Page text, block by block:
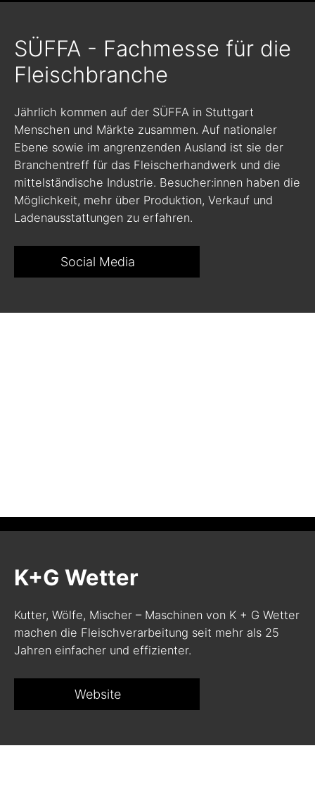
SÜFFA - Fachmesse für die
Fleischbranche
Jährlich kommen auf der SÜFFA in Stuttgart
Menschen und Märkte zusammen. Auf nationaler
Ebene sowie im angrenzenden Ausland ist sie der
Branchentreff für das Fleischerhandwerk und die
mittelständische Industrie. Besucher:innen haben die
Möglichkeit, mehr über Produktion, Verkauf und
Ladenausstattungen zu erfahren.
Social Media
K+G Wetter
Kutter, Wölfe, Mischer – Maschinen von K + G Wetter
machen die Fleischverarbeitung seit mehr als 25
Jahren einfacher und effizienter.
Website